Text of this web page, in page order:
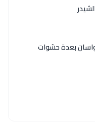
بعدة حشوات